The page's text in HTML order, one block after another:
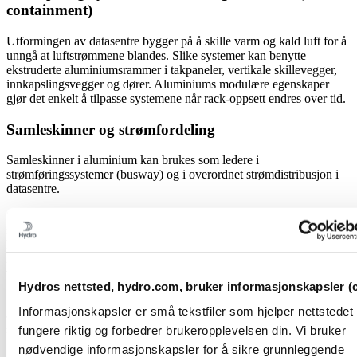
Hydros nettsted, hydro.com, bruker informasjonskapsler
Informasjonskapsler er små tekstfiler som hjelper nettstedet
fungere riktig og forbedrer brukeropplevelsen din. Vi bruker
nødvendige informasjonskapsler for å sikre grunnleggende
containment)
Utformingen av datasentre bygger på å skille varm og kald luft for å
unngå at luftstrømmene blandes. Slike systemer kan benytte
ekstruderte aluminiumsrammer i takpaneler, vertikale skillevegger,
innkapslingsvegger og dører. Aluminiums modulære egenskaper
gjør det enkelt å tilpasse systemene når rack-oppsett endres over tid.
Samleskinner og strømfordeling
Samleskinner i aluminium kan brukes som ledere i
strømføringssystemer (busway) og i overordnet strømdistribusjon i
datasentre.
Selv om aluminium har lavere elektrisk ledningsevne enn materialer
som kobber, gir det betydelige fordeler når det gjelder vekt og
kostnad. For storskala kraftdistribusjon, der plassbegrensninger er
applikasjoner, og denne erfaringen er direkte overførbar til
strømsystemer i datasentre.